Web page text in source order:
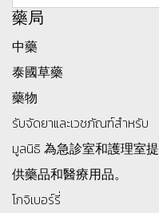
藥局
中藥
泰國草藥
藥物
รับจัดยาและเวชภัณฑ์สำหรับ
มูลนิธิ 為急診室和護理室提
供藥品和醫療用品。
โกจิเบอร์รี่